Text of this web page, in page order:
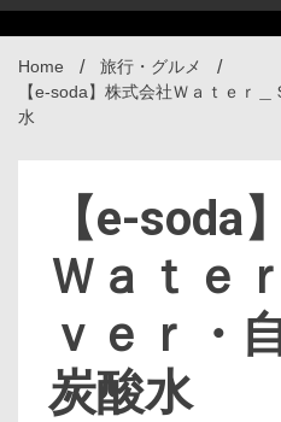
Home
旅行・グルメ
【e-soda】株式会社Ｗａｔｅｒ
水
【e-soda
Ｗａｔｅ
ｖｅｒ・
炭酸水